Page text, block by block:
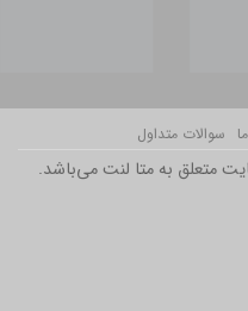
سوالات متداول
به متا لنت می‌باشد.